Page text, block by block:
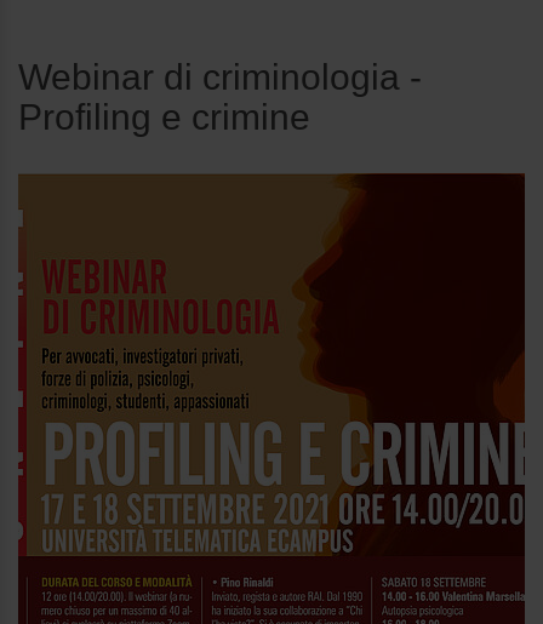
Webinar di criminologia -
Profiling e crimine